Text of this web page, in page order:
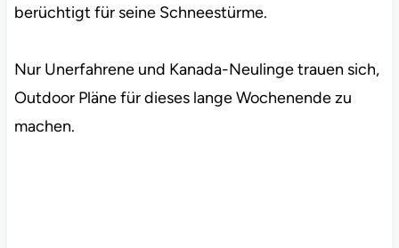
berüchtigt für seine Schneestürme.
Nur Unerfahrene und Kanada-Neulinge trauen sich,
Outdoor Pläne für dieses lange Wochenende zu
machen.